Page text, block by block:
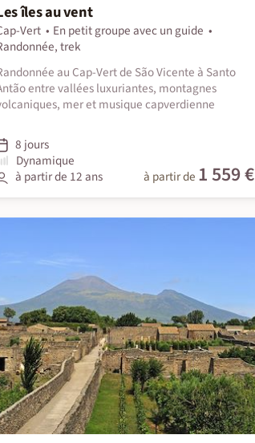
îles au vent
Vert
En petit groupe avec un guide
trek
au Cap-Vert de São Vicente à Santo
entre vallées luxuriantes, montagnes
mer et musique capverdienne
8 jours
Dynamique
à partir de 12 ans
à partir de 1 559 €